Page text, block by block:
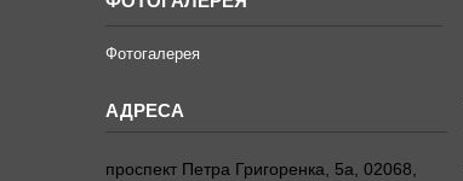
Фотогалерея
проспект Петра Григоренка, 5а, 02068,